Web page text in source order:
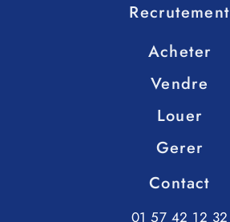
Recrutement
Acheter
Vendre
Louer
Gerer
Contact
01 57 42 12 32